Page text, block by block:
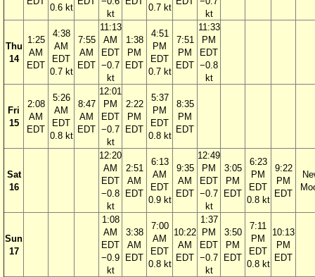
0.6 kt
kt
0.7 kt
kt
Thu
14
1:25
AM
EDT
4:38
AM
EDT
0.7 kt
7:55
AM
EDT
11:13
AM
EDT
−0.7
kt
1:38
PM
EDT
4:51
PM
EDT
0.7 kt
7:51
PM
EDT
11:33
PM
EDT
−0.8
kt
Fri
15
2:08
AM
EDT
5:26
AM
EDT
0.8 kt
8:47
AM
EDT
12:01
PM
EDT
−0.7
kt
2:22
PM
EDT
5:37
PM
EDT
0.8 kt
8:35
PM
EDT
Sat
16
12:20
AM
EDT
−0.8
kt
2:51
AM
EDT
6:13
AM
EDT
0.9 kt
9:35
AM
EDT
12:49
PM
EDT
−0.7
kt
3:05
PM
EDT
6:23
PM
EDT
0.8 kt
9:22
PM
EDT
Sun
17
1:08
AM
EDT
−0.9
kt
3:38
AM
EDT
7:00
AM
EDT
0.8 kt
10:22
AM
EDT
1:37
PM
EDT
−0.7
kt
3:50
PM
EDT
7:11
PM
EDT
0.8 kt
10:13
PM
EDT